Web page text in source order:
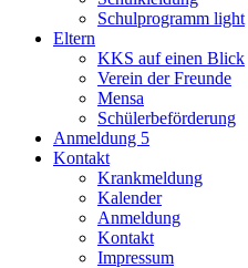
Schulprogramm light
Eltern
KKS auf einen Blick
Verein der Freunde
Mensa
Schülerbeförderung
Anmeldung 5
Kontakt
Krankmeldung
Kalender
Anmeldung
Kontakt
Impressum